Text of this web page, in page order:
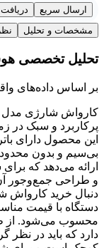
ارسال سریع
مشخصات و تحلیل
تحلیل تخصصی
بر اساس داده‌های
پرکاربرد و سبک در
این محصول دارای
بی‌سیم و بدون
ارائه می‌دهد که
و طراحی جمع‌وجور
دستگاه با قیمت
محسوب می‌شود. از
دارد که باید در نظر